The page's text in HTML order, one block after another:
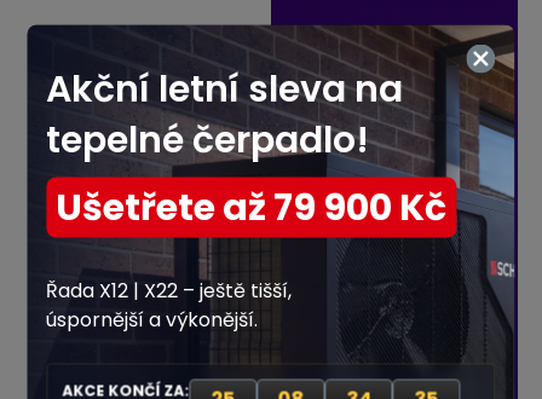
Akční letní sleva na
tepelné čerpadlo!
Ušetřete až 79 900 Kč
Řada X12 | X22 – ještě tišší,
úspornější a výkonější.
AKCE KONČÍ ZA:
28% Vyplněno
Kolik osob žije ve vaší
domácnosti?